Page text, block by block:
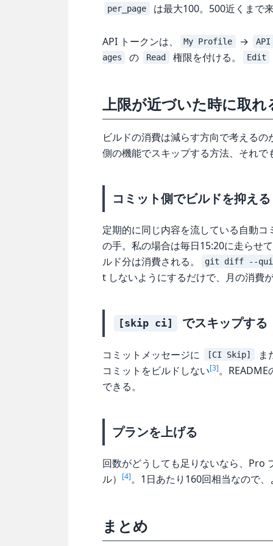
per_page は最大100。500近くまで
API トークンは、 My Profile →
ages
の Read 権限を付ける。 Edit
上限が近づいた時に取れ
ビルドの消費は減らす方向で考える
側の機能でスキップする方法、それ
コミット側でビルドを抑える
定期的に同じ内容を流している自動
の手。私の場合は毎日15:20に走らせ
ルド分は消費される。
git diff --
t しないようにするだけで、月の消費
[skip ci] でスキップする
コミットメッセージに [CI Skip]
ま
コミットをビルドしない[3]。
できる。
プランを上げる
回数がどうしても足りないなら、Pro
ル）
[4]。1日あたり160回相当なので
まとめ